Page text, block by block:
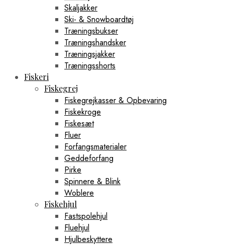
Skaljakker
Ski- & Snowboardtøj
Træningsbukser
Træningshandsker
Træningsjakker
Træningsshorts
Fiskeri
Fiskegrej
Fiskegrejkasser & Opbevaring
Fiskekroge
Fiskesæt
Fluer
Forfangsmaterialer
Geddeforfang
Pirke
Spinnere & Blink
Woblere
Fiskehjul
Fastspolehjul
Fluehjul
Hjulbeskyttere